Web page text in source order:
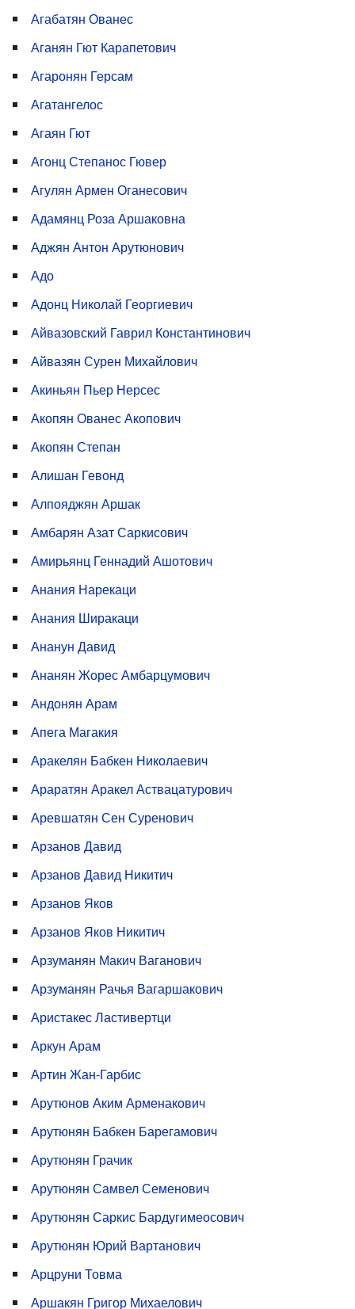
Агабатян Ованес
Аганян Гют Карапетович
Агаронян Герсам
Агатангелос
Агаян Гют
Агонц Степанос Гювер
Агулян Армен Оганесович
Адамянц Роза Аршаковна
Аджян Антон Арутюнович
Адо
Адонц Николай Георгиевич
Айвазовский Гаврил Константинович
Айвазян Сурен Михайлович
Акиньян Пьер Нерсес
Акопян Ованес Акопович
Акопян Степан
Алишан Гевонд
Алпояджян Аршак
Амбарян Азат Саркисович
Амирьянц Геннадий Ашотович
Анания Нарекаци
Анания Ширакаци
Ананун Давид
Ананян Жорес Амбарцумович
Андонян Арам
Апега Магакия
Аракелян Бабкен Николаевич
Араратян Аракел Аствацатурович
Аревшатян Сен Суренович
Арзанов Давид
Арзанов Давид Никитич
Арзанов Яков
Арзанов Яков Никитич
Арзуманян Макич Ваганович
Арзуманян Рачья Вагаршакович
Аристакес Ластивертци
Аркун Арам
Артин Жан-Гарбис
Арутюнов Аким Арменакович
Арутюнян Бабкен Барегамович
Арутюнян Грачик
Арутюнян Самвел Семенович
Арутюнян Саркис Бардугимеосович
Арутюнян Юрий Вартанович
Арцруни Товма
Аршакян Григор Михаелович